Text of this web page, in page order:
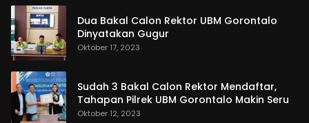
Dua Bakal Calon Rektor UBM Gorontalo
Dinyatakan Gugur
Oktober 17, 2023
Sudah 3 Bakal Calon Rektor Mendaftar,
Tahapan Pilrek UBM Gorontalo Makin Seru
Oktober 12, 2023